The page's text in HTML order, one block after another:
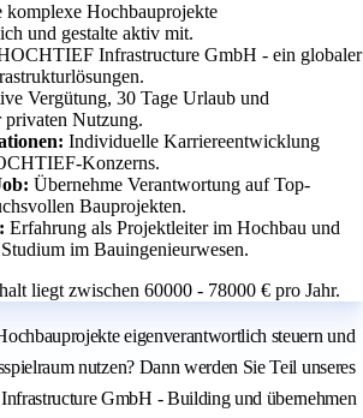
komplexe Hochbauprojekte
und gestalte aktiv mit.
Infrastructure GmbH - ein globaler
Vergütung, 30 Tage Urlaub und
privaten Nutzung.
Individuelle Karriereentwicklung
Konzerns.
Übernehme Verantwortung auf Top-
Bauprojekten.
Erfahrung als Projektleiter im Hochbau und
Studium im Bauingenieurwesen.
liegt zwischen 60000 - 78000 € pro Jahr.
eigenverantwortlich steuern und
nutzen? Dann werden Sie Teil unseres
GmbH - Building und übernehmen